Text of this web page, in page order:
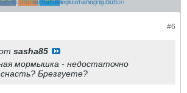
#6
sasha85
мормышка - недостаточно
Брезгуете?